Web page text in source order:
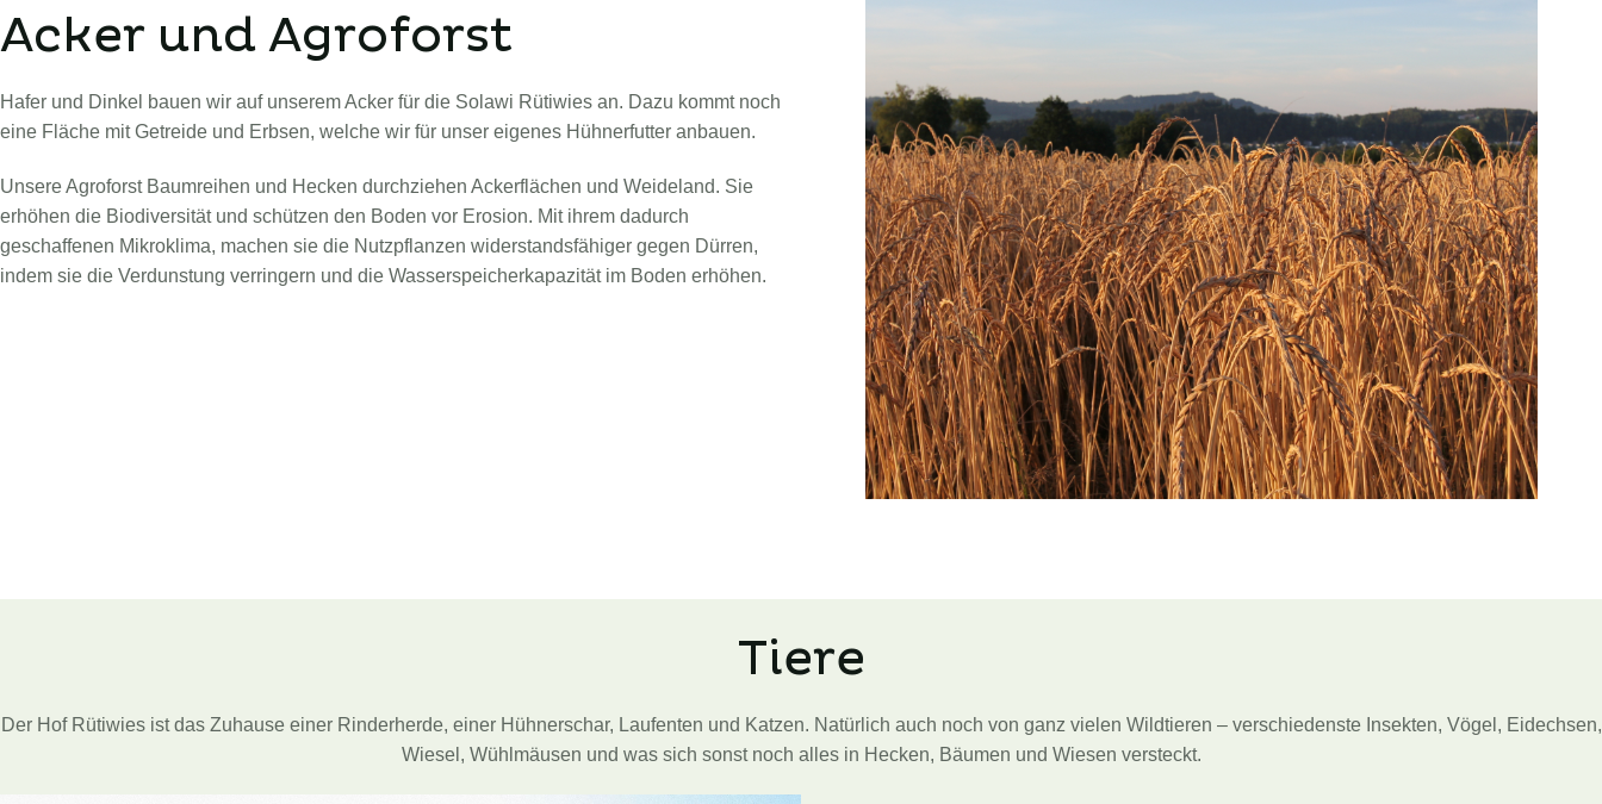
Acker und Agroforst
Hafer und Dinkel bauen wir auf unserem Acker für die Solawi Rütiwies an. Dazu kommt noch
eine Fläche mit Getreide und Erbsen, welche wir für unser eigenes Hühnerfutter anbauen.
Unsere Agroforst Baumreihen und Hecken durchziehen Ackerflächen und Weideland. Sie
erhöhen die Biodiversität und schützen den Boden vor Erosion. Mit ihrem dadurch
geschaffenen Mikroklima, machen sie die Nutzpflanzen widerstandsfähiger gegen Dürren,
indem sie die Verdunstung verringern und die Wasserspeicherkapazität im Boden erhöhen.
Tiere
Der Hof Rütiwies ist das Zuhause einer Rinderherde, einer Hühnerschar, Laufenten und Katzen. Natürlich auch noch von ganz vielen Wildtieren – verschiedenste Insekten, Vögel, Eidechsen,
Wiesel, Wühlmäusen und was sich sonst noch alles in Hecken, Bäumen und Wiesen versteckt.